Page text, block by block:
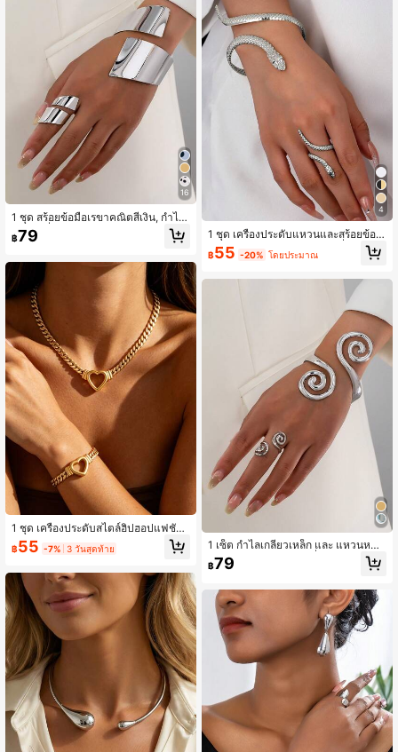
16
1 ชุด สร้อยข้อมือเรขาคณิตสีเงิน, กำไล
& ชุดเครื่องประดับแหวน, ชุดกำไล & แ
หวนเข้าชุดกัน, ชุดแหวนสร้อยข้อมือหน
฿79
1 ชุด เครื่องประดับสไตล์ฮิปฮอปแฟชั่นรู
ปหัวใจกลวงทำจากสแตนเลส (รวม 1 ส
ร้อยคอ, 1 สร้อยข้อมือ) เหมาะสำหรับผู้ห
ญวันหยุดสำหรับแม่
฿55 -7% 3 วันสุดท้าย
4
1 ชุด เครื่องประดับแหวนและสร้อยข้อมื
อรูปงู สไตล์ยุโรปและอเมริกันที่เน้นลวด
ลายสำหรับผู้หญิง
฿55 -20% โดยประมาณ
1 เซ็ต กำไลเกลียวเหล็ก และ แหวนหนา
สไตล์ Swirl 1 วง, ชุดเครื่องประดับสร้อย
ข้อมือและแหวนสำหรับผู้หญิง
฿79